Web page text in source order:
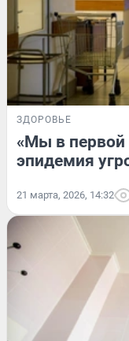
ЗДОРОВЬЕ
«Мы в первой
эпидемия
21 марта, 2026, 14:32